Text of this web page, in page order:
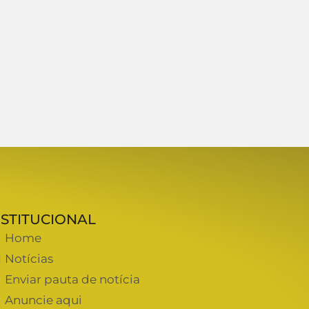
Home
Notícias
Enviar pauta de notícia
Anuncie aqui